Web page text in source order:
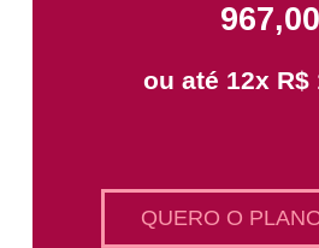
967,00
ou até 12x R$
QUERO O